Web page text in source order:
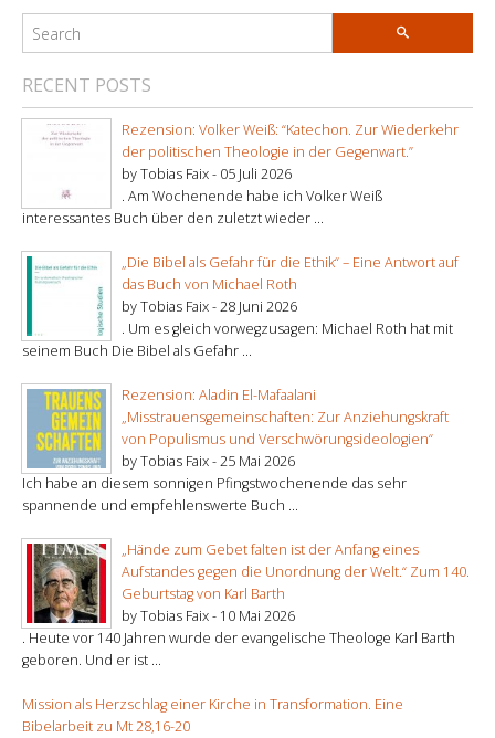
RECENT POSTS
Rezension: Volker Weiß: “Katechon. Zur Wiederkehr
der politischen Theologie in der Gegenwart.”
by Tobias Faix - 05 Juli 2026
. Am Wochenende habe ich Volker Weiß
interessantes Buch über den zuletzt wieder ...
„Die Bibel als Gefahr für die Ethik“ – Eine Antwort auf
das Buch von Michael Roth
by Tobias Faix -28 Juni 2026
. Um es gleich vorwegzusagen: Michael Roth hat mit
seinem Buch Die Bibel als Gefahr ...
Rezension: Aladin El-Mafaalani
„Misstrauensgemeinschaften: Zur Anziehungskraft
von Populismus und Verschwörungsideologien“
by Tobias Faix -25 Mai 2026
Ich habe an diesem sonnigen Pfingstwochenende das sehr
spannende und empfehlenswerte Buch ...
„Hände zum Gebet falten ist der Anfang eines
Aufstandes gegen die Unordnung der Welt.“ Zum 140.
Geburtstag von Karl Barth
by Tobias Faix - 10 Mai 2026
. Heute vor 140 Jahren wurde der evangelische Theologe Karl Barth
geboren. Und er ist ...
Mission als Herzschlag einer Kirche in Transformation. Eine
Bibelarbeit zu Mt 28,16-20